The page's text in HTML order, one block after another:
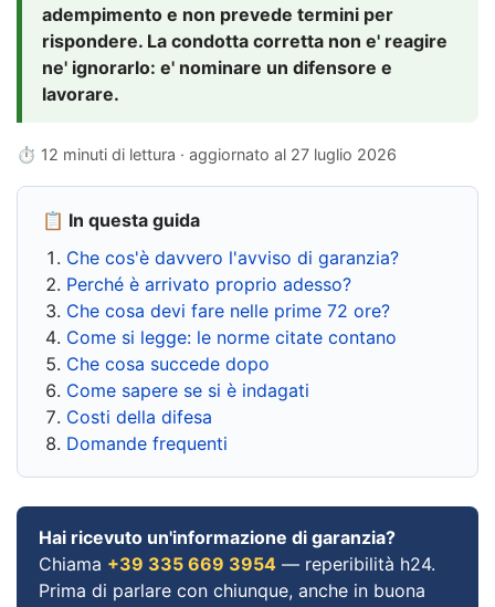
adempimento e non prevede termini per
rispondere. La condotta corretta non e' reagire
ne' ignorarlo: e' nominare un difensore e
lavorare.
⏱ 12 minuti di lettura · aggiornato al 27 luglio 2026
📋 In questa guida
Che cos'è davvero l'avviso di garanzia?
Perché è arrivato proprio adesso?
Che cosa devi fare nelle prime 72 ore?
Come si legge: le norme citate contano
Che cosa succede dopo
Come sapere se si è indagati
Costi della difesa
Domande frequenti
Hai ricevuto un'informazione di garanzia?
Chiama +39 335 669 3954 — reperibilità h24.
Prima di parlare con chiunque, anche in buona